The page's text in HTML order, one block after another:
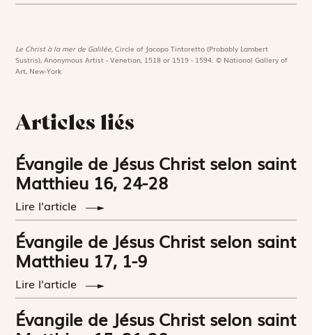
Le Christ à la mer de Galilée,Circle of Jacopo Tintoretto (Probably Lambert
Sustris), Anonymous Artist - Venetian, 1518 or 1519 - 1594. © National Gallery of
Art, New-York
Articles liés
Évangile de Jésus Christ selon saint
Matthieu 16, 24-28
Lire l'article
Évangile de Jésus Christ selon saint
Matthieu 17, 1-9
Lire l'article
Évangile de Jésus Christ selon saint